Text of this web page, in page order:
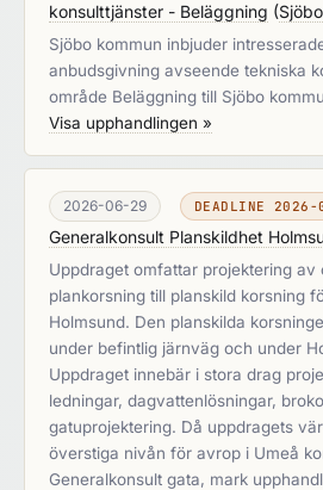
konsulttjänster - Beläggning (
Sjöbo kommun inbjuder
anbudsgivning avseende tekniska
område Beläggning till Sjöbo
Visa upphandlingen »
2026-06-29 DEADLINE
Generalkonsult Planskildhet
Uppdraget omfattar projektering av
plankorsning till planskild korsning
Holmsund. Den planskilda
under befintlig järnväg och under
Uppdraget innebär i stora drag
ledningar, dagvattenlösningar,
gatuprojektering. Då uppdragets
överstiga nivån för avrop i Umeå
Generalkonsult gata, mark